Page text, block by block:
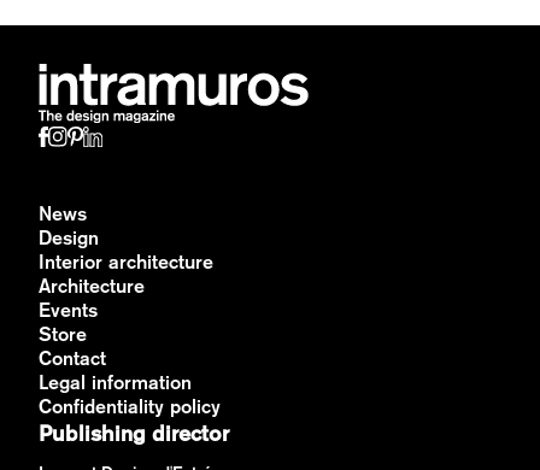
News
Design
Interior architecture
Architecture
Events
Store
Contact
Legal information
Confidentiality policy
Publishing director